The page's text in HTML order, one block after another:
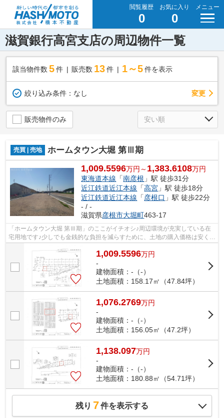
閲覧履歴
0
お気に入り
0
メニュー
滋賀銀行高宮支店の周辺物件一覧
該当物件数 5件 販売数 13 件 1～5 件を表示
絞り込み条件： なし 変更
販売物件のみ
売買 | 売地 ホームタウン大堀 第Ⅲ期
1,009.5596万円～ 1,383.6108万円
東海道本線 「南彦根 」駅 徒歩31分
近江鉄道近江本線 「高宮 」駅 徒歩18分
近江鉄道近江本線 「彦根口 」駅 徒歩22分
- / -
滋賀県彦根市大堀町463-17
「ホームタウン大堀 第Ⅲ期」のここがイチオシ♪周辺環境が充実している在
宅用地です♪少しでも金銭的な負担を減らすために、土地の購入価格は安く抑
1,009.5596万円
-
建物面積：-（-）
土地面積：158.17㎡（47.84坪）
1,076.2769万円
-
建物面積：-（-）
土地面積：156.05㎡（47.2坪）
1,138.097万円
-
建物面積：-（-）
土地面積：180.88㎡（54.71坪）
残り 7件を表示する